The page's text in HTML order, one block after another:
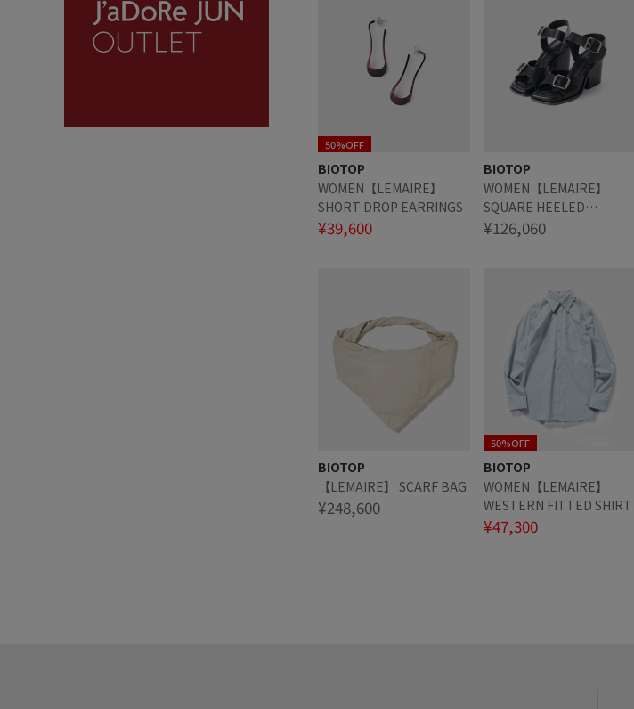
50%OFF
BIOTOP
WOMEN【LEMAIRE】
SHORT DROP EARRINGS
¥39,600
BIOTOP
WOMEN【LEMAIRE】
SQUARE HEELED
SANDALS WITH STRAPS
¥126,060
BIOTOP
【LEMAIRE】 SCARF BAG
¥248,600
50%OFF
BIOTOP
WOMEN【LEMAIRE】
WESTERN FITTED SHIRT
¥47,300